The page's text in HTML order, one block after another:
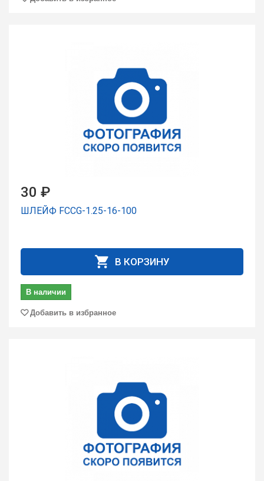
30 ₽
ШЛЕЙФ FCCG-1.25-16-100
В КОРЗИНУ
В наличии
Добавить в избранное